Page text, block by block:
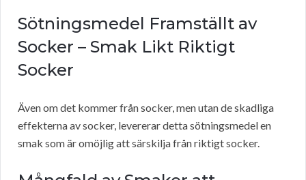
Sötningsmedel Framställt av
Socker – Smak Likt Riktigt
Socker
Även om det kommer från socker, men utan de skadliga
effekterna av socker, levererar detta sötningsmedel en
smak som är omöjlig att särskilja från riktigt socker.